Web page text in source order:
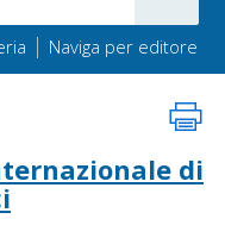
| Naviga per editore
di